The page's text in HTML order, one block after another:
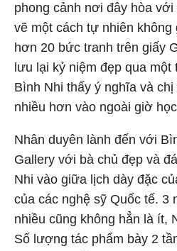
phong cảnh nơi đây hòa
vẽ một cách tự nhiên
hơn 20 bức tranh trên giấy
lưu lại kỷ niệm đẹp qua
Bình Nhi thấy ý nghĩa và
nhiều hơn vào ngoài giờ
Nhân duyên lành đến với
Gallery với bà chủ đẹp và
Nhi vào giữa lịch dày đặc
của các nghệ sỹ Quốc tế. 3
nhiều cũng không hẳn là ít,
Số lượng tác phẩm bày 2